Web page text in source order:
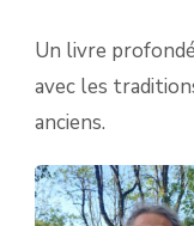
Un livre
avec les
anciens.